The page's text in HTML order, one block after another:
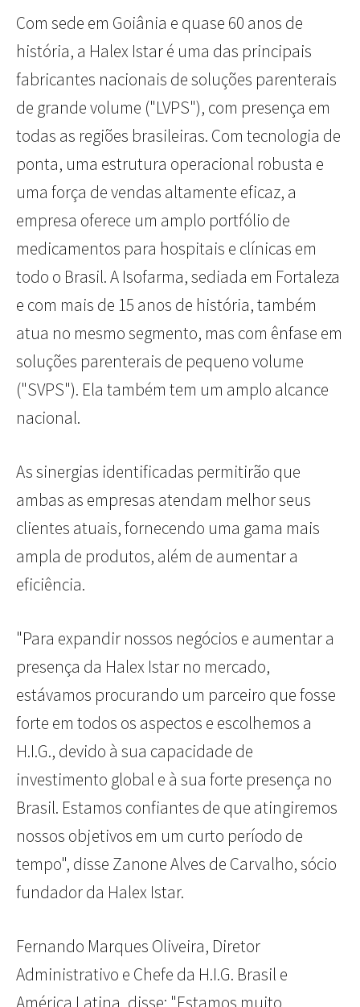
Com sede em Goiânia e quase 60 anos de
história, a Halex Istar é uma das principais
fabricantes nacionais de soluções parenterais
de grande volume ("LVPS"), com presença em
todas as regiões brasileiras. Com tecnologia de
ponta, uma estrutura operacional robusta e
uma força de vendas altamente eficaz, a
empresa oferece um amplo portfólio de
medicamentos para hospitais e clínicas em
todo o Brasil. A Isofarma, sediada em Fortaleza
e com mais de 15 anos de história, também
atua no mesmo segmento, mas com ênfase em
soluções parenterais de pequeno volume
("SVPS"). Ela também tem um amplo alcance
nacional.
As sinergias identificadas permitirão que
ambas as empresas atendam melhor seus
clientes atuais, fornecendo uma gama mais
ampla de produtos, além de aumentar a
eficiência.
"Para expandir nossos negócios e aumentar a
presença da Halex Istar no mercado,
estávamos procurando um parceiro que fosse
forte em todos os aspectos e escolhemos a
H.I.G., devido à sua capacidade de
investimento global e à sua forte presença no
Brasil. Estamos confiantes de que atingiremos
nossos objetivos em um curto período de
tempo", disse Zanone Alves de Carvalho, sócio
fundador da Halex Istar.
Fernando Marques Oliveira, Diretor
Administrativo e Chefe da H.I.G. Brasil e